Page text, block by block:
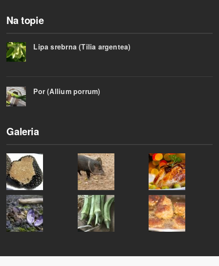
Na topie
Lipa srebrna (Tilia argentea)
Por (Allium porrum)
Galeria